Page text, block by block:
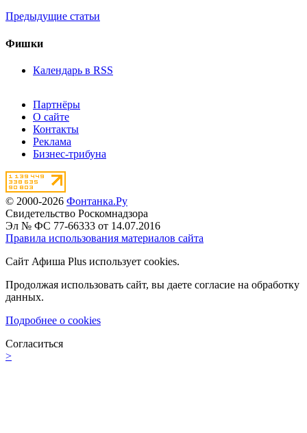
Предыдущие статьи
Фишки
Календарь в RSS
Партнёры
О сайте
Контакты
Реклама
Бизнес-трибуна
© 2000-2026 Фонтанка.Ру
Свидетельство Роскомнадзора
Эл № ФС 77-66333 от 14.07.2016
Правила использования материалов сайта
Сайт Афиша Plus использует cookies.
Продолжая использовать сайт, вы даете согласие на обработку
данных.
Подробнее о cookies
Согласиться
>